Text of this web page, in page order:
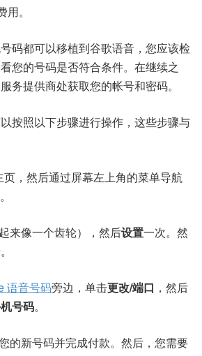
。
码都可以移植到谷歌语音，您应该检
看您的号码是否符合条件。在继续之
务提供商处获取您的帐号和密码。
按照以下步骤进行操作，这些步骤与
页 ，然后通过屏幕左上角的菜单导航
。
起来像一个齿轮），然后设置一次。然
语音号码旁边，单击更改/端口 ，然后
号码。
的新号码并完成付款。然后，您需要